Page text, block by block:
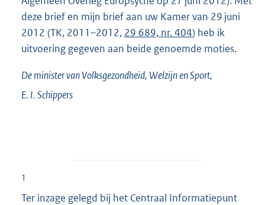
deze brief en mijn brief aan uw Kamer van 29 juni
2012 (TK, 2011–2012, 29 689, nr. 404) heb ik
uitvoering gegeven aan beide genoemde moties.
De minister van Volksgezondheid, Welzijn en Sport,
E. I.Schippers
1
Ter inzage gelegd bij het Centraal Informatiepunt